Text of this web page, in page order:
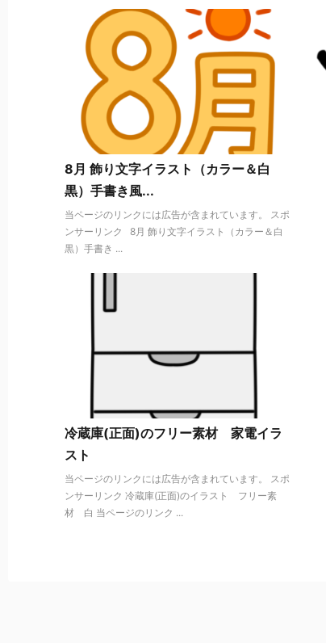
8月 飾り文字イラスト（カラー＆白
黒）手書き風...
当ページのリンクには広告が含まれています。 スポ
ンサーリンク 8月 飾り文字イラスト（カラー＆白
黒）手書き ...
冷蔵庫(正面)のフリー素材 家電イラ
スト
当ページのリンクには広告が含まれています。 スポ
ンサーリンク 冷蔵庫(正面)のイラスト フリー素
材 白 当ページのリンク ...